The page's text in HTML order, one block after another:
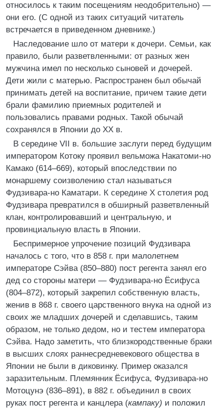
относилось к таким посещениям неодобрительно) —
они его. (С одной из таких ситуаций читатель
встречается в приведенном дневнике.)
Наследование шло от матери к дочери. Семьи, как
правило, были разветвленными: от разных жен
мужчина имел по несколько сыновей и дочерей.
Дети жили с матерью. Распространен был обычай
принимать детей на воспитание, причем такие дети
брали фамилию приемных родителей и
пользовались правами родных. Такой обычай
сохранялся в Японии до XX в.
В середине VII в. большие заслуги перед будущим
императором Котоку проявил вельможа Накатоми-но
Камако (614–669), который впоследствии по
монаршему соизволению стал называться
Фудзивара-но Каматари. К середине X столетия род
Фудзивара превратился в обширный разветвленный
клан, контролировавший и центральную, и
провинциальную власть в Японии.
Беспримерное упрочение позиций Фудзивара
началось с того, что в 858 г. при малолетнем
императоре Сэйва (850–880) пост регента занял его
дед со стороны матери — Фудзивара-но Ёсифуса
(804–872), который закрепил собственную власть,
женив в 868 г. своего царственного внука на одной из
своих же младших дочерей и сделавшись, таким
образом, не только дедом, но и тестем императора
Сэйва. Надо заметить, что близкородственные браки
в высших слоях раннесредневекового общества в
Японии не были в диковинку. Пример оказался
заразительным. Племянник Ёсифуса, Фудзивара-но
Мотоцунэ (836–891), в 882 г. объединил в своих
руках пост регента и канцлера (кампаку) и положил